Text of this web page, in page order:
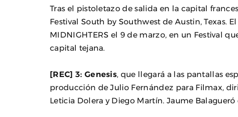
Tras el pistoletazo de salida en la capital
Festival South by Southwest de Austin, Texas.
MIDNIGHTERS el 9 de marzo, en un Festival
capital tejana.
[REC] 3: Genesis , que llegará a las pantallas
producción de Julio Fernández para Filmax,
Leticia Dolera y Diego Martín. Jaume